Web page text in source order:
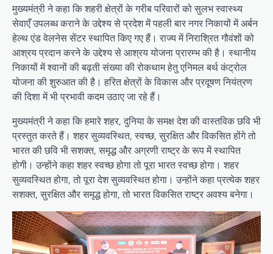
मुख्यमंत्री ने कहा कि शहरी क्षेत्रों के गरीब परिवारों को सुलभ स्वास्थ्य
सेवाएँ उपलब्ध कराने के उद्देश्य से प्रदेश में पहली बार नगर निकायों में अर्बन
हेल्थ एंड वेलनेस सेंटर स्थापित किए गए हैं। राज्य में निराश्रित गौवंशों को
आश्रय प्रदान करने के उद्देश्य से आश्रय योजना प्रारम्भ की है। स्थानीय
निकायों में श्वानों की बढ़ती संख्या की रोकथाम हेतु एनिमल बर्थ कंट्रोल
योजना की शुरुआत की है। हरित क्षेत्रों के विकास और प्रदूषण नियंत्रण
की दिशा में भी प्रभावी कदम उठाए जा रहे हैं।
मुख्यमंत्री ने कहा कि हमारे शहर, दुनिया के समक्ष देश की वास्तविक छवि भी
प्रस्तुत करते हैं। शहर सुव्यवस्थित, स्वच्छ, सुरक्षित और विकसित होंगे तो
भारत की छवि भी सशक्त, समृद्ध और अग्रणी राष्ट्र के रूप में स्थापित
होगी। उन्होंने कहा शहर स्वच्छ होगा तो पूरा भारत स्वच्छ होगा। शहर
सुव्यवस्थित होगा, तो पूरा देश सुव्यवस्थित होगा। उन्होंने कहा प्रत्येक शहर
सशक्त, सुरक्षित और समृद्ध होगा, तो भारत विकसित राष्ट्र अवश्य बनेगा।